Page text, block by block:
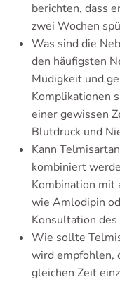
berichten, dass
zwei Wochen
Was sind die
den häufigsten
Müdigkeit und
Komplikationen
einer gewissen
Blutdruck und
Kann
kombiniert
Kombination mit
wie Amlodipin
Konsultation
Wie sollte
wird empfohlen,
gleichen Zeit